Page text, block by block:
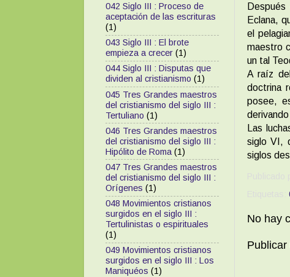
Eclana,
el
maestro
un tal
A raíz
doctrina
posee,
Las
siglo VI,
siglos
No hay
042 Siglo III : Proceso de
aceptación de las escrituras
(1)
043 Siglo III : El brote
empieza a crecer (1)
044 Siglo III : Disputas que
dividen al cristianismo (1)
045 Tres Grandes maestros
del cristianismo del siglo III :
Tertuliano (1)
046 Tres Grandes maestros
del cristianismo del siglo III :
Hipólito de Roma (1)
047 Tres Grandes maestros
del cristianismo del siglo III :
Orígenes (1)
048 Movimientos cristianos
surgidos en el siglo III :
Tertulinistas o espirituales
(1)
049 Movimientos cristianos
surgidos en el siglo III : Los
Maniquéos (1)